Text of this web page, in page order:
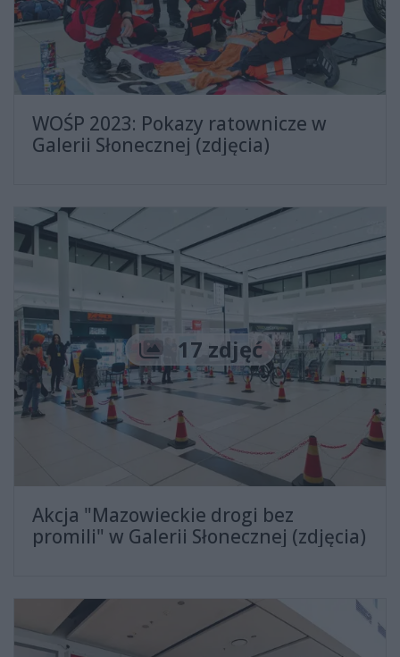
WOŚP 2023: Pokazy ratownicze w
Galerii Słonecznej (zdjęcia)
Liczba zdjęć
17 zdjęć
Akcja "Mazowieckie drogi bez
promili" w Galerii Słonecznej (zdjęcia)